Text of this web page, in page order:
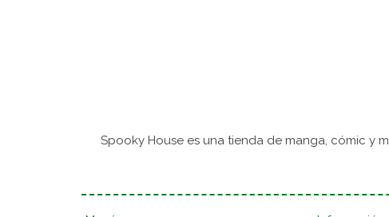
Spooky House es una tienda de manga, cómic y